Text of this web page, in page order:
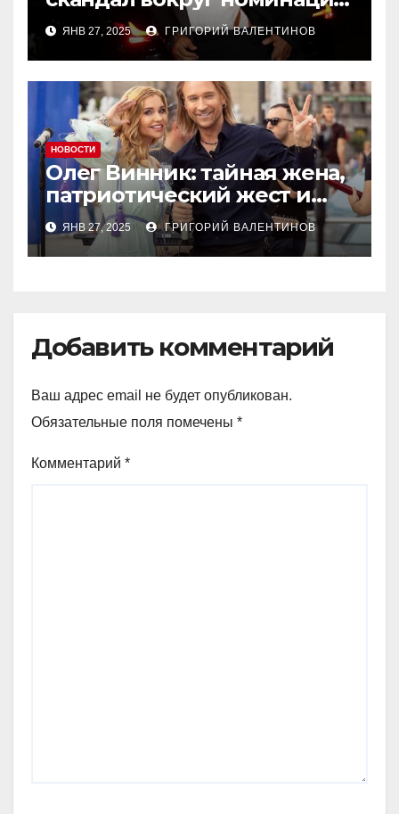
российского актера на
Оскар
ЯНВ 27, 2025 ГРИГОРИЙ ВАЛЕНТИНОВ
НОВОСТИ
Олег Винник: тайная жена,
патриотический жест и
новый концерт в Чехии
ЯНВ 27, 2025 ГРИГОРИЙ ВАЛЕНТИНОВ
Добавить комментарий
Ваш адрес email не будет опубликован.
Обязательные поля помечены *
Комментарий *